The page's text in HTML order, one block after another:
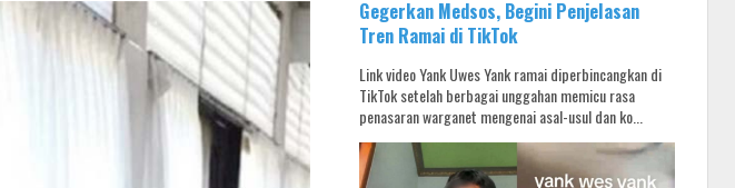
Gegerkan Medsos, Begini Penjelasan
Tren Ramai di TikTok
Link video Yank Uwes Yank ramai diperbincangkan di
TikTok setelah berbagai unggahan memicu rasa
penasaran warganet mengenai asal-usul dan ko...